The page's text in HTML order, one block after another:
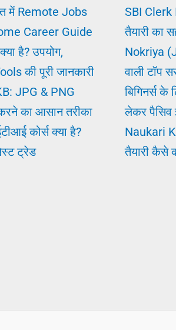
में Remote Jobs
Career Guide
है? उपयोग,
की पूरी जानकारी
JPG & PNG
का आसान तरीका
कोर्स क्या है?
ट्रेड
SBI Clerk
तैयारी का
Nokriya
वाली टॉप
बिगिनर्स के
लेकर
Naukari
तैयारी कैसे